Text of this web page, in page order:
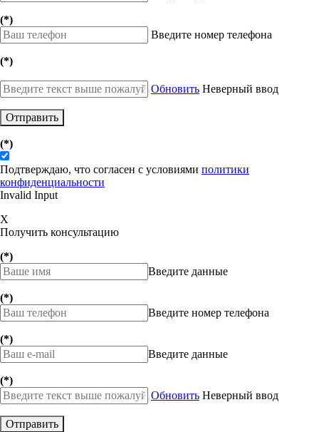
(*)
Введите номер телефона
(*)
Обновить Неверный ввод
Отправить
(*)
Подтверждаю, что согласен с условиями политики
конфиденциальности
Invalid Input
X
Получить консультацию
(*)
Введите данные
(*)
Введите номер телефона
(*)
Введите данные
(*)
Обновить Неверный ввод
Отправить